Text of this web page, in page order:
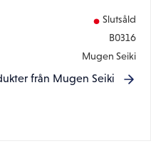
Slutsåld
B0316
Mugen Seiki
från Mugen Seiki